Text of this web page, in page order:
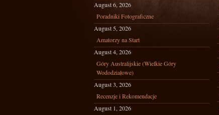
August 6, 2026
Poradniki Fotograficzne
August 5, 2026
Amatorzy na Start
August 4, 2026
Góry Australijskie (Wielkie Góry
Wododziałowe)
August 3, 2026
Recenzje i Rekomendacje
August 1, 2026